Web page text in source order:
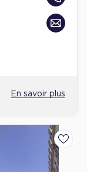
En savoir plus